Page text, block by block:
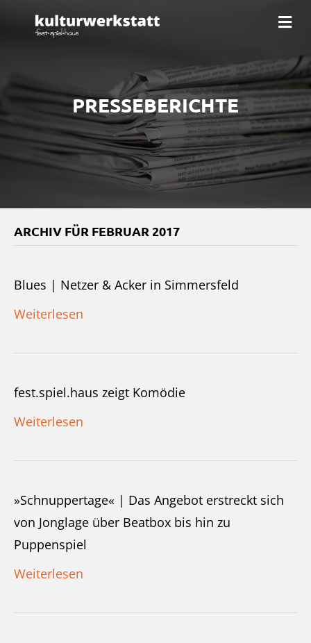
PRESSEBERICHTE
ARCHIV FÜR FEBRUAR 2017
Blues | Netzer & Acker in Simmersfeld
Weiterlesen
fest.spiel.haus zeigt Komödie
Weiterlesen
»Schnuppertage« | Das Angebot erstreckt sich
von Jonglage über Beatbox bis hin zu
Puppenspiel
Weiterlesen